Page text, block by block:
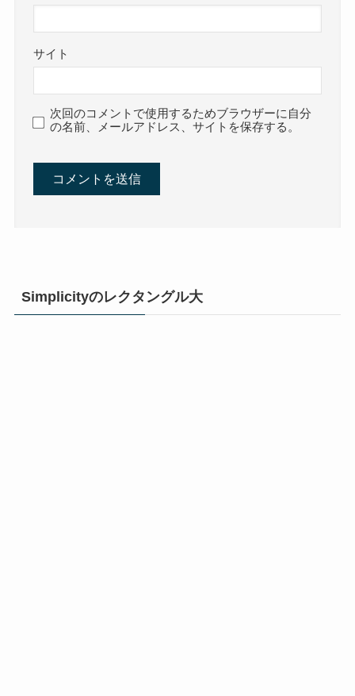
サイト
次回のコメントで使用するためブラウザーに自分
の名前、メールアドレス、サイトを保存する。
Simplicityのレクタングル大